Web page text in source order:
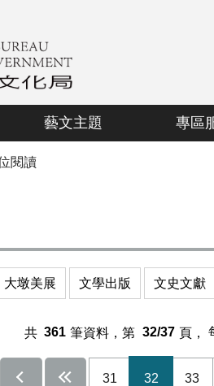
藝文主題 專區
閱讀
大墩美展 文學出版 文史文獻
共 361 筆資料，第 32/37 頁，
31 32 33